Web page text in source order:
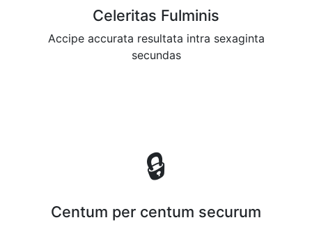
Celeritas Fulminis
Accipe accurata resultata intra sexaginta
secundas
🔒
Centum per centum securum